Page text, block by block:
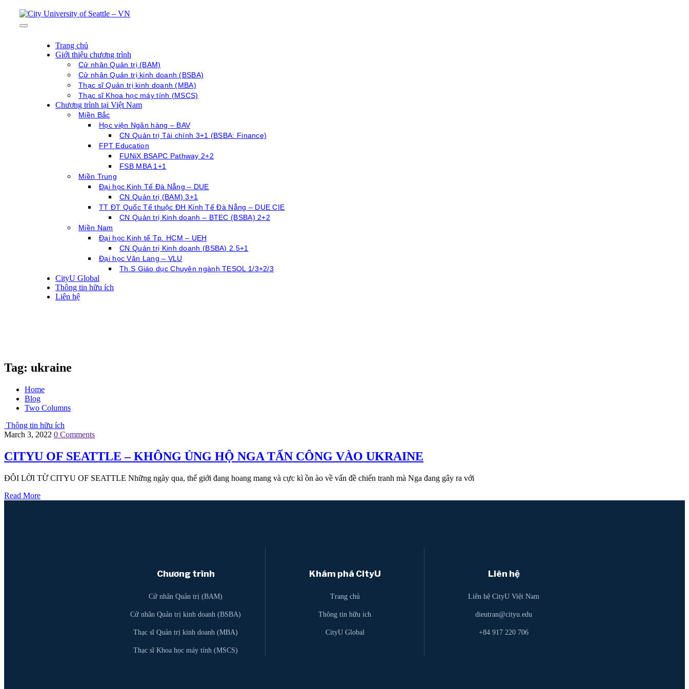
Trang chủ
Giới thiệu chương trình
Cử nhân Quản trị (BAM)
Cử nhân Quản trị kinh doanh (BSBA)
Thạc sĩ Quản trị kinh doanh (MBA)
Thạc sĩ Khoa học máy tính (MSCS)
Chương trình tại Việt Nam
Miền Bắc
Học viện Ngân hàng – BAV
CN Quản trị Tài chính 3+1 (BSBA: Finance)
FPT Education
FUNiX BSAPC Pathway 2+2
FSB MBA 1+1
Miền Trung
Đại học Kinh Tế Đà Nẵng – DUE
CN Quản trị (BAM) 3+1
TT ĐT Quốc Tế thuộc ĐH Kinh Tế Đà Nẵng – DUE CIE
CN Quản trị Kinh doanh – BTEC (BSBA) 2+2
Miền Nam
Đại học Kinh tế Tp. HCM – UEH
CN Quản trị Kinh doanh (BSBA) 2.5+1
Đại học Văn Lang – VLU
Th.S Giáo dục Chuyên ngành TESOL 1/3+2/3
CityU Global
Thông tin hữu ích
Liên hệ
Tag: ukraine
Home
Blog
Two Columns
Thông tin hữu ích
March 3, 2022 0 Comments
CITYU OF SEATTLE – KHÔNG ỦNG HỘ NGA TẤN CÔNG VÀO UKRAINE
ĐÔI LỜI TỪ CITYU OF SEATTLE Những ngày qua, thế giới đang hoang mang và cực kì ồn ào về vấn đề chiến tranh mà Nga đang gây ra với
Read More
Chương trình
Cử nhân Quản trị (BAM)
Cử nhân Quản trị kinh doanh (BSBA)
Thạc sĩ Quản trị kinh doanh (MBA)
Thạc sĩ Khoa học máy tính (MSCS)
Khám phá CityU
Trang chủ
Thông tin hữu ích
CityU Global
Liên hệ
Liên hệ CityU Việt Nam
dieutran@cityu.edu
+84 917 220 706